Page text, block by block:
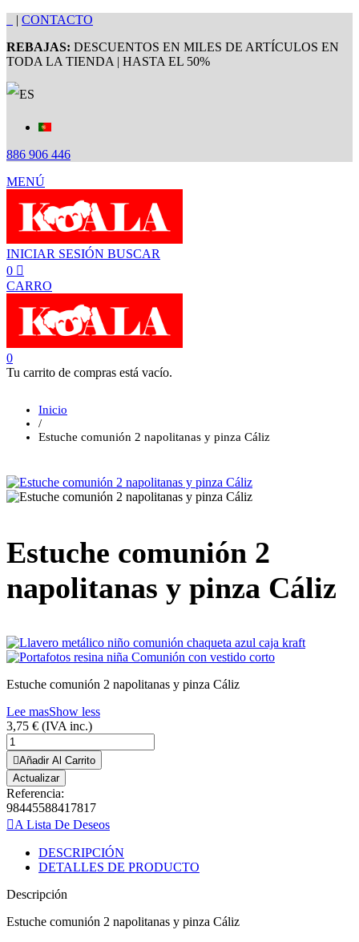
| CONTACTO
REBAJAS: DESCUENTOS EN MILES DE ARTÍCULOS EN
TODA LA TIENDA | HASTA EL 50%
886 906 446
MENÚ
INICIAR SESIÓN BUSCAR
0
CARRO
0
Tu carrito de compras está vacío.
Inicio
/
Estuche comunión 2 napolitanas y pinza Cáliz
Estuche comunión 2
napolitanas y pinza Cáliz
Estuche comunión 2 napolitanas y pinza Cáliz
Lee masShow less
3,75 € (IVA inc.)
Añadir Al Carrito
Referencia:
98445588417817
A Lista De Deseos
DESCRIPCIÓN
DETALLES DE PRODUCTO
Descripción
Estuche comunión 2 napolitanas y pinza Cáliz